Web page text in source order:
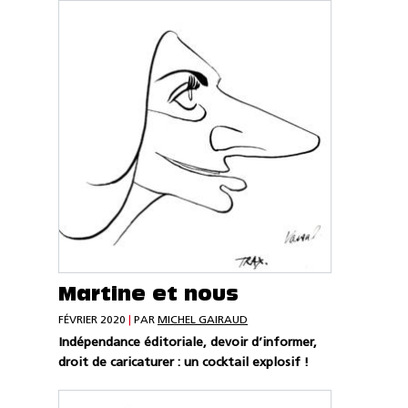
Martine et nous
FÉVRIER 2020 PAR MICHEL GAIRAUD
Indépendance éditoriale, devoir d’informer,
droit de caricaturer : un cocktail explosif !